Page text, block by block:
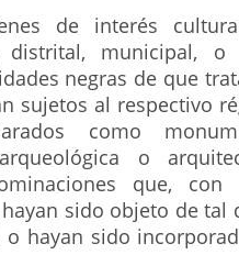
de interés
distrital, municipal,
negras de que
sujetos al respectivo
como
o
que,
sido objeto de tal
o hayan sido